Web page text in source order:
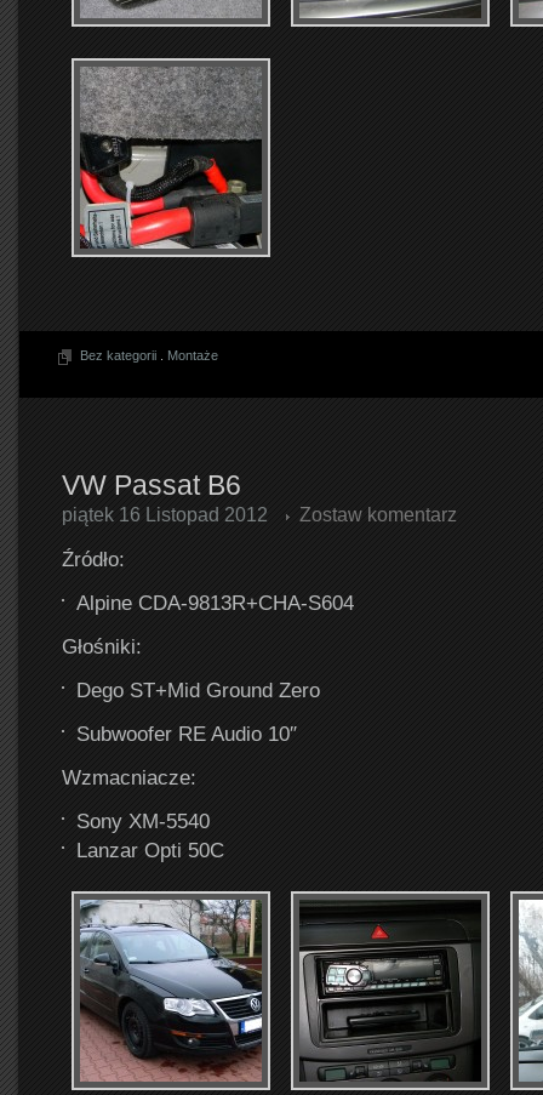
Bez kategorii. Montaże
VW Passat B6
piątek 16 Listopad 2012 Zostaw komentarz
Źródło:
Alpine CDA-9813R+CHA-S604
Głośniki:
Dego ST+Mid Ground Zero
Subwoofer RE Audio 10″
Wzmacniacze:
Sony XM-5540
Lanzar Opti 50C